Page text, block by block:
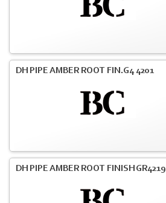
DH PIPE AMBER ROOT FIN.G4 4201
DH PIPE AMBER ROOT FINISH GR4219